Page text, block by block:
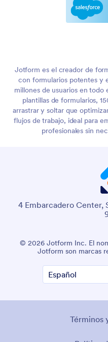
Jotform es el creador de
con formularios potentes y
millones de usuarios en
plantillas de formularios,
arrastrar y soltar que
flujos de trabajo, ideal para
profesionales sin
4 Embarcadero Center,
© 2026 Jotform Inc. El
Jotform son marcas
Términos